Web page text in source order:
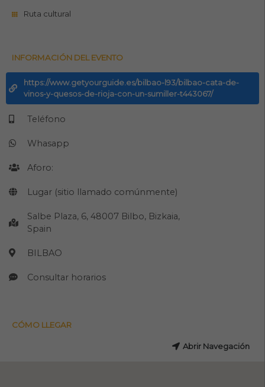
Ruta cultural
INFORMACIÓN DEL EVENTO
https://www.getyourguide.es/bilbao-l93/bilbao-cata-de-
vinos-y-quesos-de-rioja-con-un-sumiller-t443067/
Teléfono
Whasapp
Aforo:
Lugar (sitio llamado comúnmente)
Salbe Plaza, 6, 48007 Bilbo, Bizkaia,
Spain
BILBAO
Consultar horarios
CÓMO LLEGAR
Abrir Navegación